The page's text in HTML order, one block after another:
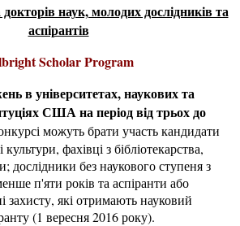
наук, молодих дослідників та
аспірантів
Scholar Program
в університетах, наукових та
США на період від трьох до
можуть брати участь кандидати
фахівці з бібліотекарства,
дослідники без наукового ступеня з
п'яти років та аспіранти або
захисту, які отримають науковий
(1 вересня 2016 року).